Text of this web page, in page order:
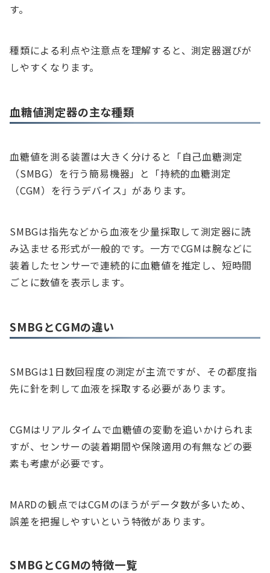
す。
種類による利点や注意点を理解すると、測定器選びが
しやすくなります。
血糖値測定器の主な種類
血糖値を測る装置は大きく分けると「自己血糖測定
（SMBG）を行う簡易機器」と「持続的血糖測定
（CGM）を行うデバイス」があります。
SMBGは指先などから血液を少量採取して測定器に読
み込ませる形式が一般的です。一方でCGMは腕などに
装着したセンサーで連続的に血糖値を推定し、短時間
ごとに数値を表示します。
SMBGとCGMの違い
SMBGは1日数回程度の測定が主流ですが、その都度指
先に針を刺して血液を採取する必要があります。
CGMはリアルタイムで血糖値の変動を追いかけられま
すが、センサーの装着期間や保険適用の有無などの要
素も考慮が必要です。
MARDの観点ではCGMのほうがデータ数が多いため、
誤差を把握しやすいという特徴があります。
SMBGとCGMの特徴一覧